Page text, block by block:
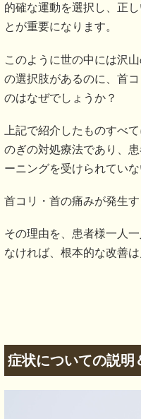
的確な運動を選択し、正
とが重要になります。
このように世の中には沢
の選択肢があるのに、首
のはなぜでしょうか？
上記で紹介したものすべ
のぎの対処療法であり、
ーニングを受けられていな
首コリ・首の痛みが発生
その理由を、患者様一人
なければ、根本的な改善は
症状についての説